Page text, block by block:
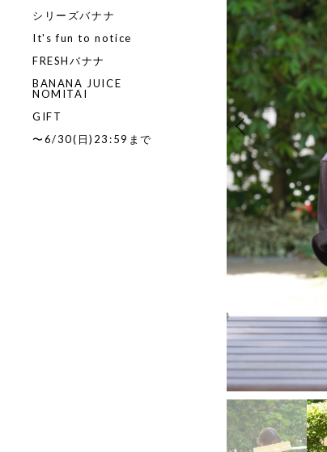
シリーズバナナ
It's fun to notice
FRESHバナナ
BANANA JUICE
NOMITAI
GIFT
〜6/30(日)23:59まで